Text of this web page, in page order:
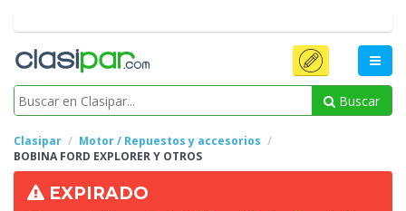
Buscar
Clasipar
Motor / Repuestos y accesorios
BOBINA FORD EXPLORER Y OTROS
EXPIRADO